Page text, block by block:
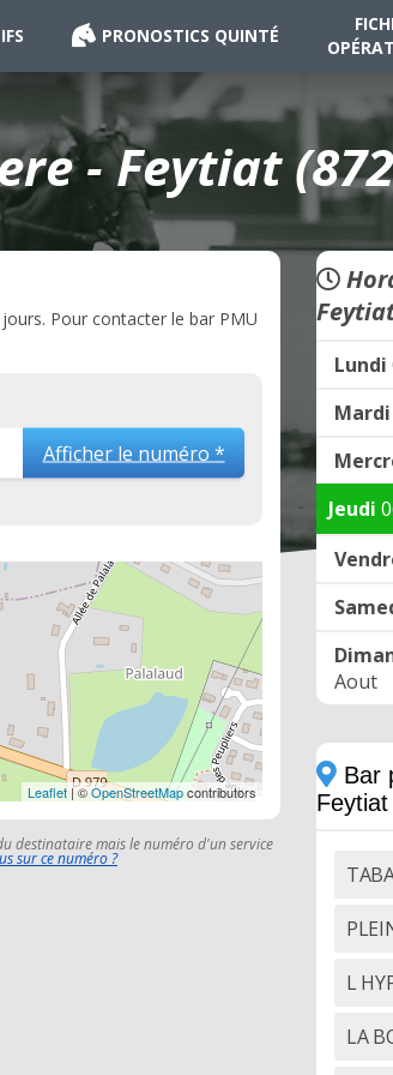
PRONOSTICS QUINTÉ
- Feytiat
Pour contacter le bar PMU
Afficher le numéro *
Leaflet | ©OpenStreetMapcontributors
destinataire mais le numéro d'un service
sur ce numéro ?
Lundi
Mardi
Jeudi
Aout
Bar
Feytiat
L
LA